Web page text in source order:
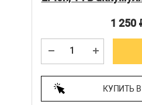
1 250
КУПИТЬ